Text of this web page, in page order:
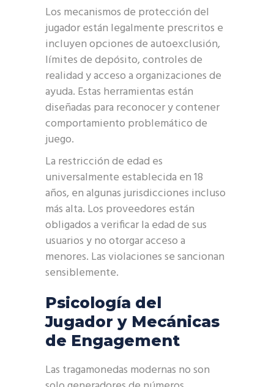
Los mecanismos de protección del
jugador están legalmente prescritos e
incluyen opciones de autoexclusión,
límites de depósito, controles de
realidad y acceso a organizaciones de
ayuda. Estas herramientas están
diseñadas para reconocer y contener
comportamiento problemático de
juego.
La restricción de edad es
universalmente establecida en 18
años, en algunas jurisdicciones incluso
más alta. Los proveedores están
obligados a verificar la edad de sus
usuarios y no otorgar acceso a
menores. Las violaciones se sancionan
sensiblemente.
Psicología del
Jugador y Mecánicas
de Engagement
Las tragamonedas modernas no son